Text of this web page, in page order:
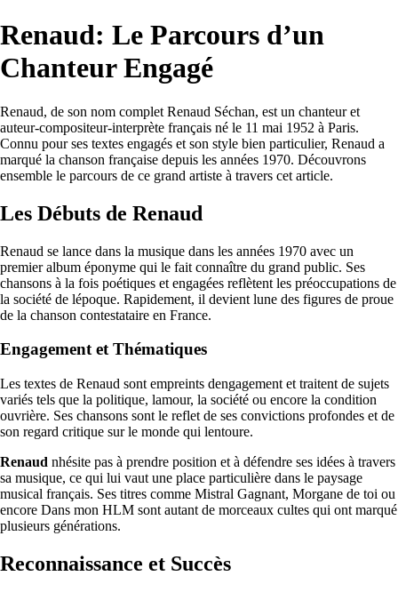
Renaud: Le Parcours d’un
Chanteur Engagé
Renaud, de son nom complet Renaud Séchan, est un chanteur et
auteur-compositeur-interprète français né le 11 mai 1952 à Paris.
Connu pour ses textes engagés et son style bien particulier, Renaud a
marqué la chanson française depuis les années 1970. Découvrons
ensemble le parcours de ce grand artiste à travers cet article.
Les Débuts de Renaud
Renaud se lance dans la musique dans les années 1970 avec un
premier album éponyme qui le fait connaître du grand public. Ses
chansons à la fois poétiques et engagées reflètent les préoccupations de
la société de lépoque. Rapidement, il devient lune des figures de proue
de la chanson contestataire en France.
Engagement et Thématiques
Les textes de Renaud sont empreints dengagement et traitent de sujets
variés tels que la politique, lamour, la société ou encore la condition
ouvrière. Ses chansons sont le reflet de ses convictions profondes et de
son regard critique sur le monde qui lentoure.
Renaud nhésite pas à prendre position et à défendre ses idées à travers
sa musique, ce qui lui vaut une place particulière dans le paysage
musical français. Ses titres comme Mistral Gagnant, Morgane de toi ou
encore Dans mon HLM sont autant de morceaux cultes qui ont marqué
plusieurs générations.
Reconnaissance et Succès